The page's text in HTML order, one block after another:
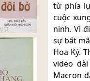
từ phía
cuộc
ninh. Vì
sự bất
Hoa Kỳ.
video
Macron